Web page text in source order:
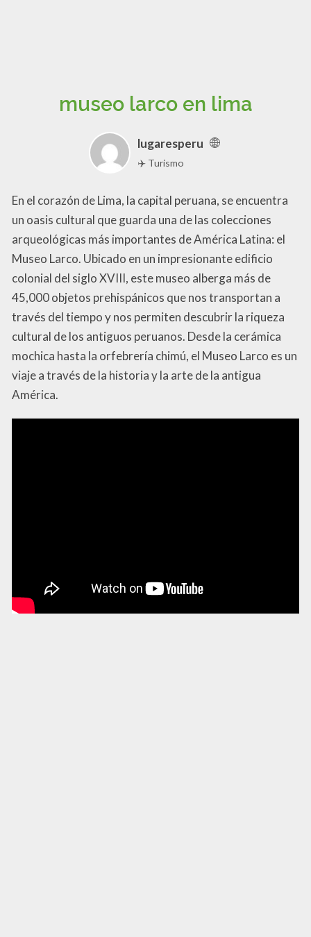
museo larco en lima
lugaresperu
✈️ Turismo
En el corazón de Lima, la capital peruana, se encuentra
un oasis cultural que guarda una de las colecciones
arqueológicas más importantes de América Latina: el
Museo Larco. Ubicado en un impresionante edificio
colonial del siglo XVIII, este museo alberga más de
45,000 objetos prehispánicos que nos transportan a
través del tiempo y nos permiten descubrir la riqueza
cultural de los antiguos peruanos. Desde la cerámica
mochica hasta la orfebrería chimú, el Museo Larco es un
viaje a través de la historia y la arte de la antigua
América.